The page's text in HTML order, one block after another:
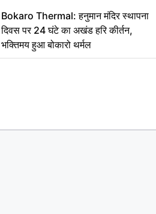
Bokaro Thermal: हनुमान मंदिर स्थापना
दिवस पर 24 घंटे का अखंड हरि कीर्तन,
भक्तिमय हुआ बोकारो थर्मल